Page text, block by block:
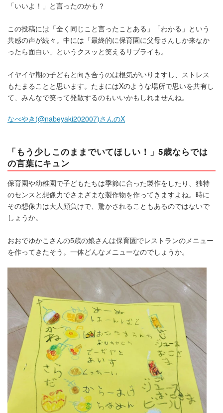
「いいよ！」と言ったのかも？
この投稿には「全く同じこと言ったことある」「わかる」という
共感の声が続々。中には「最終的に保育園に父母さんしか来なか
ったら面白い」というクスッと笑えるリプライも。
イヤイヤ期の子どもと向き合うのは根気がいりますし、ストレス
もたまることと思います。たまにはXのような場所で思いを共有し
て、みんなで笑って発散するのもいいかもしれませんね。
なべやき(@nabeyaki202007)さんのX
「もう少しこのままでいてほしい！」5歳ならでは
の言葉にキュン
保育園や幼稚園で子どもたちは季節に合った製作をしたり、独特
のセンスと想像力でさまざまな製作物を作ってきますよね。時に
その想像力は大人顔負けで、驚かされることもあるのではないで
しょうか。
おおでゆかこさんの5歳の娘さんは保育園でレストランのメニュー
を作ってきたそう。一体どんなメニューなのでしょうか。